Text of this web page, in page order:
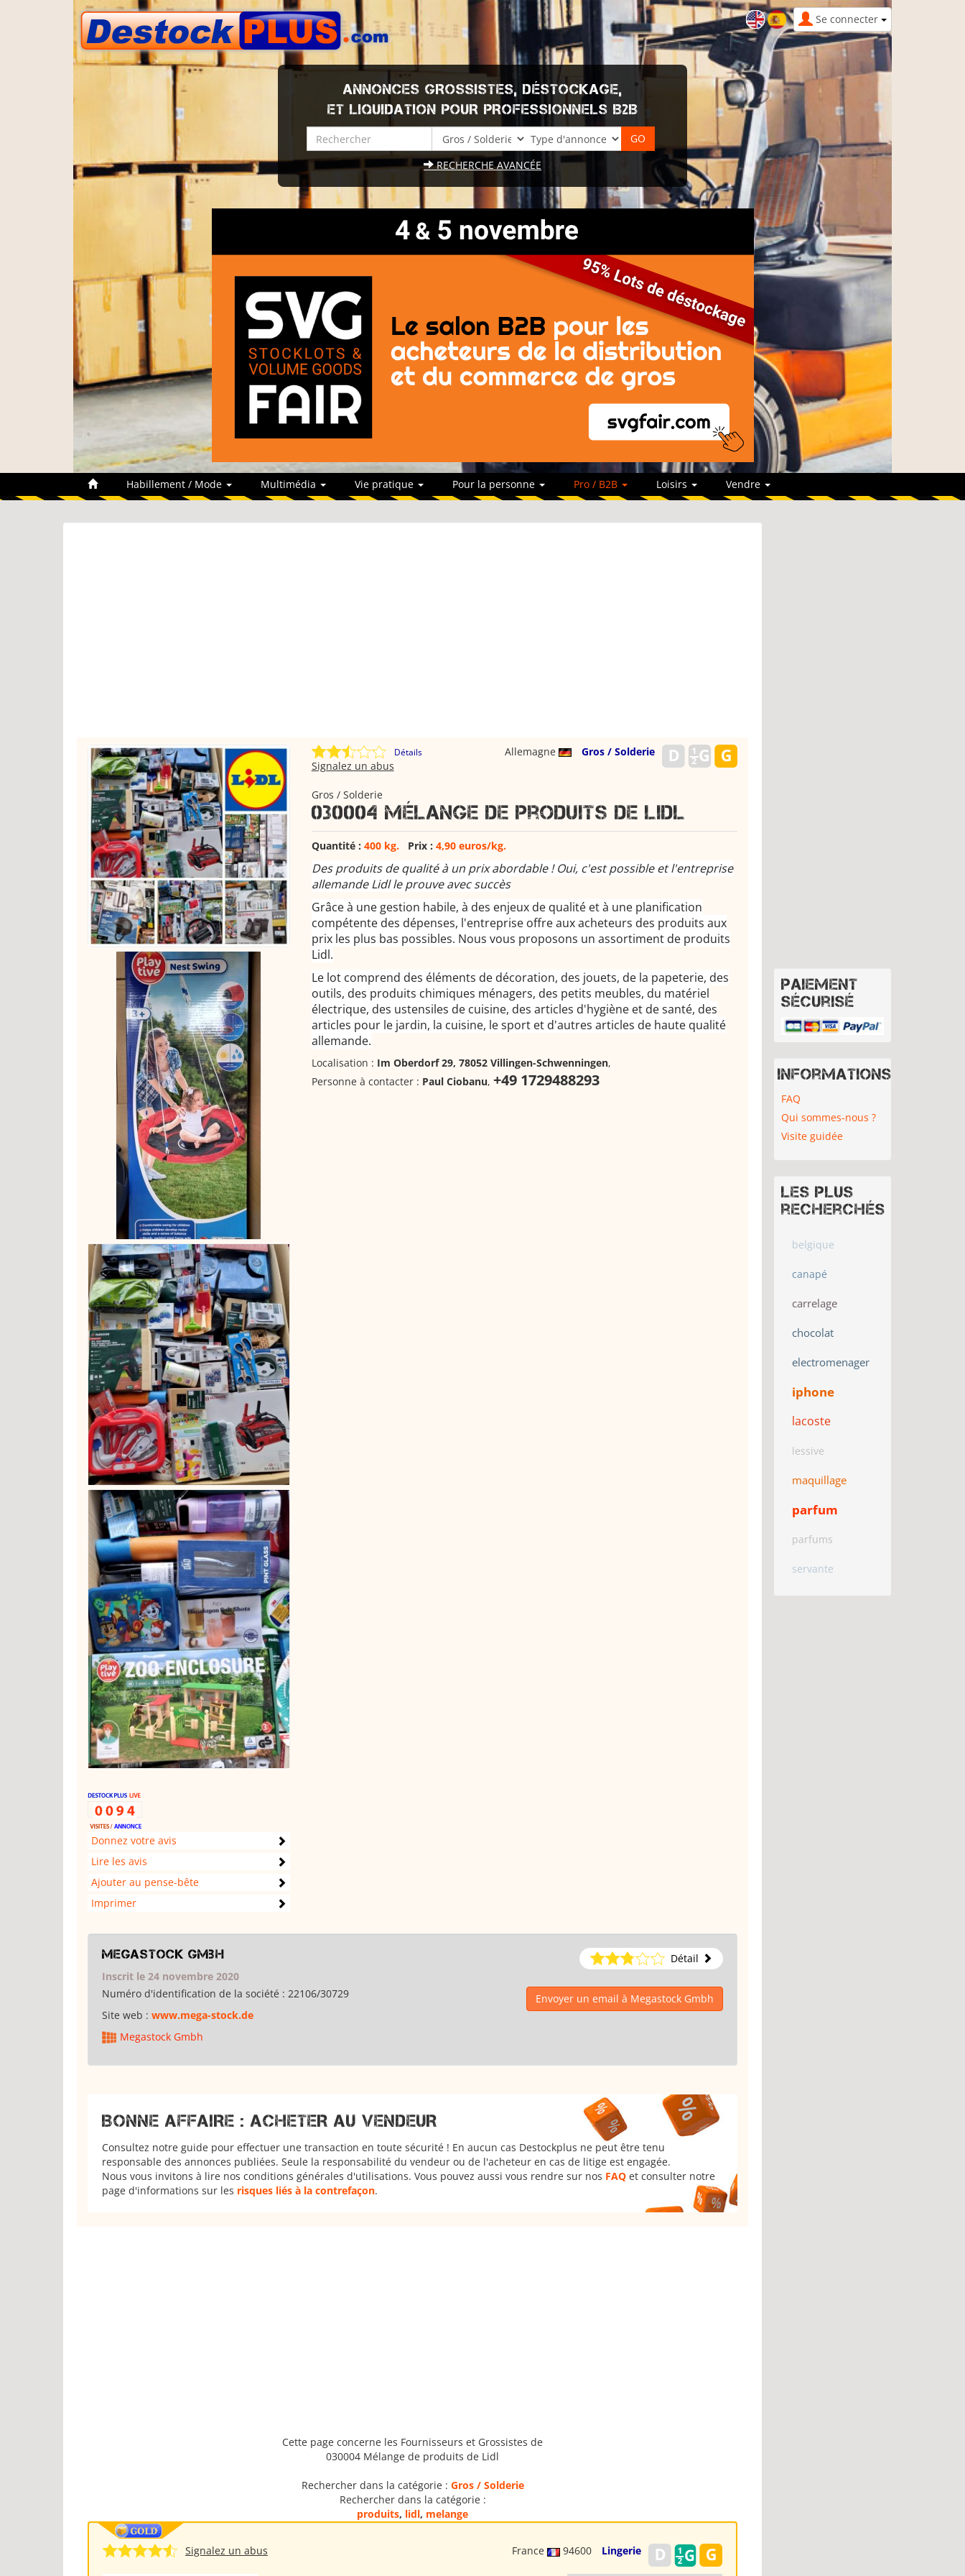
Se connecter
ANNONCES GROSSISTES, DÉSTOCKAGE,
ET LIQUIDATION POUR PROFESSIONNELS B2B
RECHERCHE AVANCÉE
Habillement / Mode Multimédia Vie pratique Pour la personne Pro / B2B Loisirs Vendre
Donnez votre avis
Lire les avis
Ajouter au pense-bête
Imprimer
Détails Allemagne
Gros / Solderie
Signalez un abus
Gros / Solderie
030004 Mélange de produits de Lidl
Quantité : 400 kg.Prix : 4,90 euros/kg.
Des produits de qualité à un prix abordable ! Oui, c'est possible et l'entreprise
allemande Lidl le prouve avec succès
Grâce à une gestion habile, à des enjeux de qualité et à une planification
compétente des dépenses, l'entreprise offre aux acheteurs des produits aux
prix les plus bas possibles. Nous vous proposons un assortiment de produits
Lidl.
Le lot comprend des éléments de décoration, des jouets, de la papeterie, des
outils, des produits chimiques ménagers, des petits meubles, du matériel
électrique, des ustensiles de cuisine, des articles d'hygiène et de santé, des
articles pour le jardin, la cuisine, le sport et d'autres articles de haute qualité
allemande.
Localisation : Im Oberdorf 29, 78052 Villingen-Schwenningen,
Personne à contacter : Paul Ciobanu, +49 1729488293
Megastock Gmbh
Détail
Inscrit le 24 novembre 2020
Numéro d'identification de la société : 22106/30729
Site web : www.mega-stock.de
Envoyer un email à Megastock Gmbh
Megastock Gmbh
BONNE AFFAIRE : ACHETER AU VENDEUR
Consultez notre guide pour effectuer une transaction en toute sécurité ! En aucun cas Destockplus ne peut être tenu
responsable des annonces publiées. Seule la responsabilité du vendeur ou de l'acheteur en cas de litige est engagée.
Nous vous invitons à lire nos conditions générales d'utilisations. Vous pouvez aussi vous rendre sur nos FAQ et consulter notre
page d'informations sur les risques liés à la contrefaçon.
Cette page concerne les Fournisseurs et Grossistes de
030004 Mélange de produits de Lidl
Rechercher dans la catégorie : Gros / Solderie
Rechercher dans la catégorie :
produits, lidl, melange
France 94600 Lingerie
Signalez un abus
Paiement
sécurisé
Informations
FAQ
Qui sommes-nous ?
Visite guidée
Les plus
recherchés
belgique
canapé
carrelage
chocolat
electromenager
iphone
lacoste
lessive
maquillage
parfum
parfums
servante